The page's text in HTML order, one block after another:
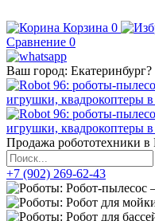
Корзина 0
Сравнение 0
Ваш город: Екатеринбург?
Продажа робототехники в
+7 (902) 269-62-43